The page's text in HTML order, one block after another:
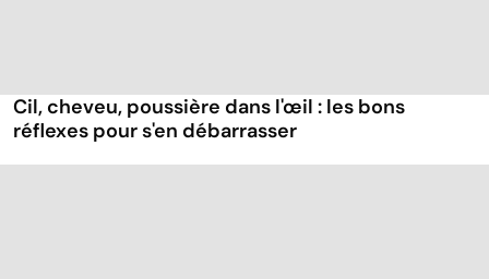
Cil, cheveu, poussière dans l'œil : les bons
réflexes pour s'en débarrasser